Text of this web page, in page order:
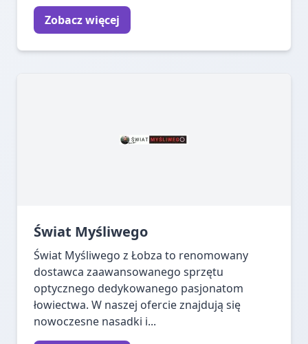
Zobacz więcej
Świat Myśliwego
Świat Myśliwego z Łobza to renomowany
dostawca zaawansowanego sprzętu
optycznego dedykowanego pasjonatom
łowiectwa. W naszej ofercie znajdują się
nowoczesne nasadki i...